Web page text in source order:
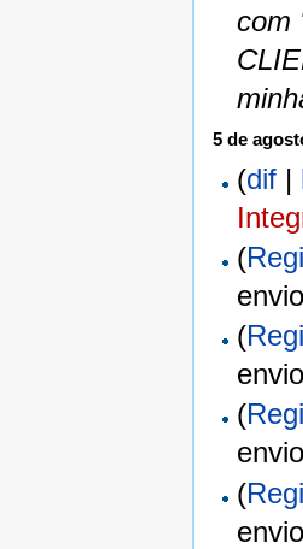
com
5 de
(dif |
(
(
(
(